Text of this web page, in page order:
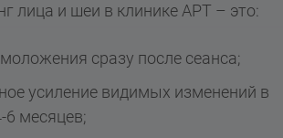
лица и шеи в клинике АРТ – это:
сразу после сеанса;
усиление видимых изменений в
6 месяцев;